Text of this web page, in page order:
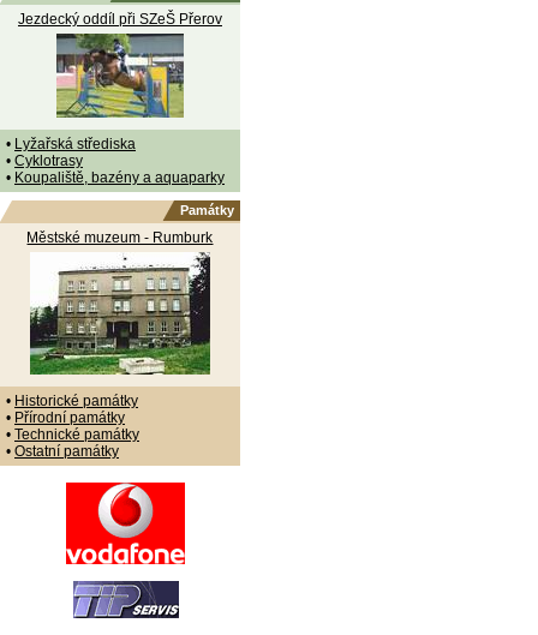
Jezdecký oddíl při SZeŠ Přerov
• Lyžařská střediska
• Cyklotrasy
• Koupaliště, bazény a aquaparky
Památky
Městské muzeum - Rumburk
• Historické památky
• Přírodní památky
• Technické památky
• Ostatní památky